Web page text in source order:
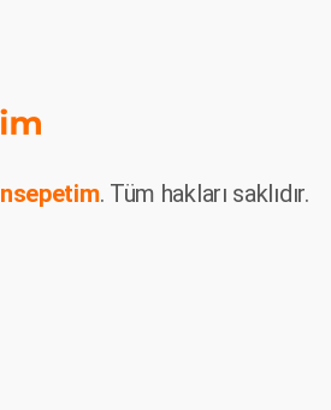
. Tüm hakları saklıdır.